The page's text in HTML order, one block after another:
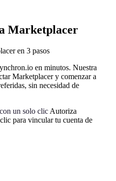
Marketplacer
en 3 pasos
en minutos. Nuestra
Marketplacer y comenzar a
sin necesidad de
un solo clic Autoriza
para vincular tu cuenta de